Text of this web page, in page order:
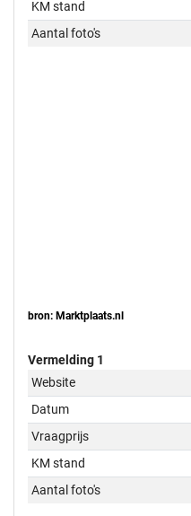
KM stand
Aantal foto's
bron: Marktplaats.nl
Vermelding 1
Website
Datum
Vraagprijs
KM stand
Aantal foto's